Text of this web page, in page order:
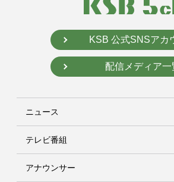
KSB 公式SNSアカ
配信メディア一
ニュース
テレビ番組
アナウンサー